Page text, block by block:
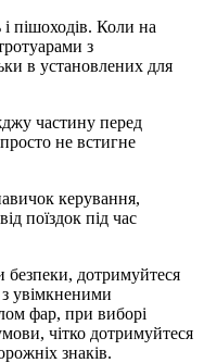
пішоходів. Коли на
з
в установлених для
частину перед
не встигне
керування,
поїздок під час
безпеки, дотримуйтеся
з увімкненими
фар, при виборі
чітко дотримуйтеся
знаків.